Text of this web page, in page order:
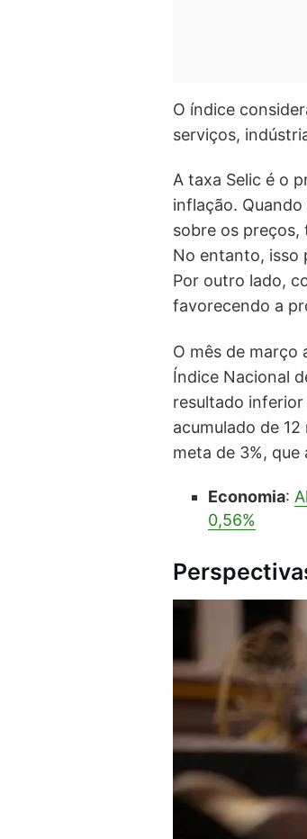
O índice
serviços,
A taxa Selic é o
inflação.
sobre os
No entanto, isso
Por outro lado,
favorecendo a
O mês de março
Índice Nacional
resultado inferior
acumulado de
meta de 3%,
Economia:
0,56%